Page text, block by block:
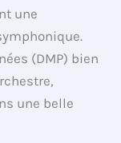
une
(DMP) bien
une belle